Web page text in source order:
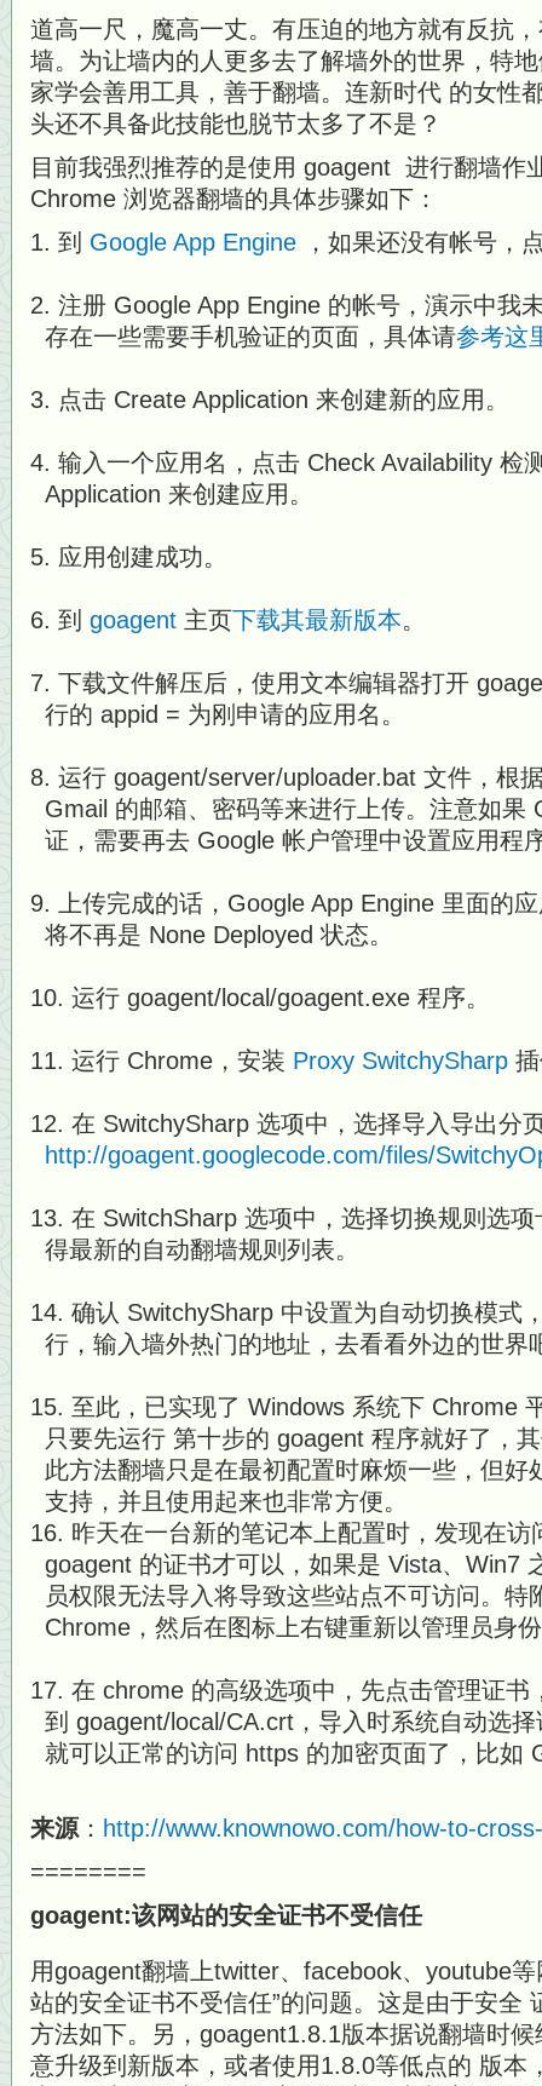
道高一尺，魔高一丈。有压迫的地方就有反抗
墙。为让墙内的人更多去了解墙外的世界，特
家学会善用工具，善于翻墙。连新时代 的女性
头还不具备此技能也脱节太多了不是？
目前我强烈推荐的是使用 goagent 进行翻墙作
Chrome 浏览器翻墙的具体步骤如下：
到 Google App Engine ，如果还没有帐号，
注册 Google App Engine 的帐号，演示中我
存在一些需要手机验证的页面，具体请参考这
点击 Create Application 来创建新的应用。
输入一个应用名，点击 Check Availability 检
Application 来创建应用。
应用创建成功。
到 goagent 主页下载其最新版本。
下载文件解压后，使用文本编辑器打开
行的 appid = 为刚申请的应用名。
运行 goagent/server/uploader.bat 文件，根
Gmail 的邮箱、密码等来进行上传。注意如果
证，需要再去 Google 帐户管理中设置应用程
上传完成的话，Google App Engine 里面的
将不再是 None Deployed 状态。
运行 goagent/local/goagent.exe 程序。
运行 Chrome，安装 Proxy SwitchySharp
在 SwitchySharp 选项中，选择导入导出分
http://goagent.googlecode.com/files/
在 SwitchSharp 选项中，选择切换规则选
得最新的自动翻墙规则列表。
确认 SwitchySharp 中设置为自动切换模式
行，输入墙外热门的地址，去看看外边的世界
至此，已实现了 Windows 系统下 Chrome
只要先运行 第十步的 goagent 程序就好了，
此方法翻墙只是在最初配置时麻烦一些，但好
支持，并且使用起来也非常方便。
昨天在一台新的笔记本上配置时，发现在
goagent 的证书才可以，如果是 Vista、Win7
员权限无法导入将导致这些站点不可访问。特
Chrome，然后在图标上右键重新以管理员身
在 chrome 的高级选项中，先点击管理证书
到 goagent/local/CA.crt，导入时系统自动选
就可以正常的访问 https 的加密页面了，比如
来源 ： http://www.knownowo.com/how-to-
========
goagent:该网站的安全证书不受信任
用goagent翻墙上twitter、facebook、youtube
站的安全证书不受信任”的问题。这是由于安全
方法如下。另，goagent1.8.1版本据说翻墙时
意升级到新版本，或者使用1.8.0等低点的 版本